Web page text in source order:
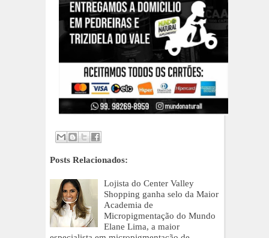
Posts Relacionados:
Lojista do Center Valley
Shopping ganha selo da Maior
Academia de
Micropigmentação do Mundo
Elane Lima, a maior